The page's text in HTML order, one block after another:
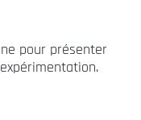
pour présenter